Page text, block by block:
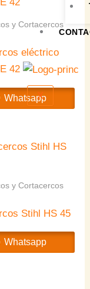
X
y Cortacercos
eléctrico
42
Whatsapp
y Cortacercos
Stihl HS 45
Whatsapp